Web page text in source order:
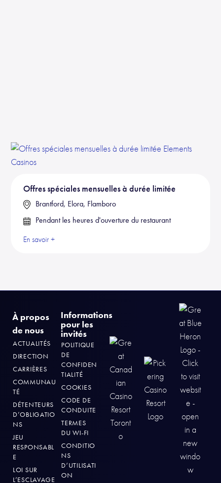
Offres spéciales mensuelles à durée limitée
Brantford, Elora, Flamboro
Pendant les heures d'ouverture du restaurant
En savoir +
À propos
de nous
ACTUALITÉS
DIRECTION
CARRIÈRES
COMMUNAU
TÉ
DÉTENTEURS
D’OBLIGATIO
NS
JEU
RESPONSABL
E
LOI SUR
L’ESCLAVAGE
Informations
pour les
invités
POLITIQUE
DE
CONFIDEN
TIALITÉ
COOKIES
CODE DE
CONDUITE
TERMES
DU WI-FI
CONDITIO
NS
D’UTILISATI
ON